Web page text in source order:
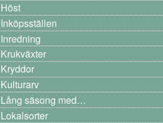
Höst
Inköpsställen
Inredning
Krukväxter
Kryddor
Kulturarv
Lång säsong med…
Lokalsorter